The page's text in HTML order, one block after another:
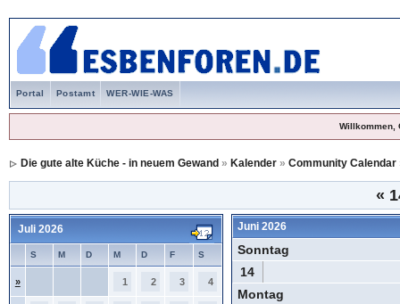
Portal Postamt WER-WIE-WAS
Willkommen,
Die gute alte Küche - in neuem Gewand » Kalender» Community Calendar
«
Juli 2026
S M D M D F S
» 1 2 3 4
Juni 2026
Sonntag
14
Montag